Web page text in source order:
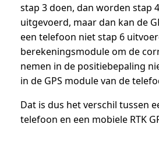
stap 3 doen, dan worden stap
uitgevoerd, maar dan kan de
een telefoon niet stap 6
berekeningsmodule om de
nemen in de positiebepaling
in de GPS module van de
Dat is dus het verschil tussen
telefoon en een mobiele RTK